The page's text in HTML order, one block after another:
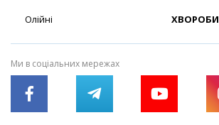
Олійні ХВОРОБИ
Ми в соціальних мережах